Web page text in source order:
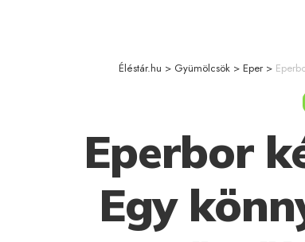
Éléstár.hu > Gyümölcsök> Eper>
Eperbor
Egy